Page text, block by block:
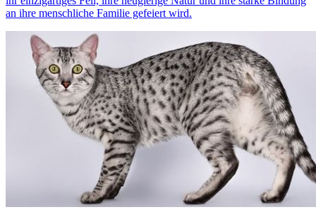
an ihre menschliche Familie gefeiert wird.